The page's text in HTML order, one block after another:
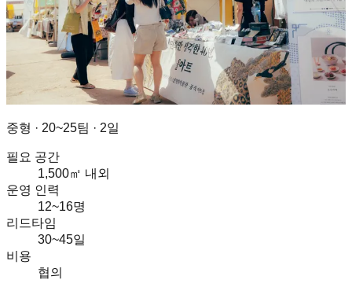
중형 · 20~25팀 · 2일
필요 공간
1,500㎡ 내외
운영 인력
12~16명
리드타임
30~45일
비용
협의